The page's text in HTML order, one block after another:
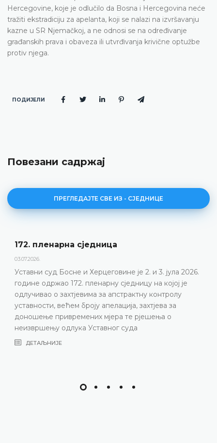
Hercegovine, koje je odlučilo da Bosna i Hercegovina neće
tražiti ekstradiciju za apelanta, koji se nalazi na izvršavanju
kazne u SR Njemačkoj, a ne odnosi se na određivanje
građanskih prava i obaveza ili utvrđivanja krivične optužbe
protiv njega.
ПОДИЈЕЛИ
Повезани садржај
ПРЕГЛЕДАЈТЕ СВЕ ИЗ - СЈЕДНИЦЕ
172. пленарна сједницa
03.07.2026.
Уставни суд Босне и Херцеговине је 2. и 3. јула 2026.
године одржао 172. пленарну сједницу на којој је
одлучивао о захтјевима за апстрактну контролу
уставности, већем броју апелација, захтјева за
доношење привремених мјера те рјешења о
неизвршењу одлука Уставног суда
ДЕТАЉНИЈЕ